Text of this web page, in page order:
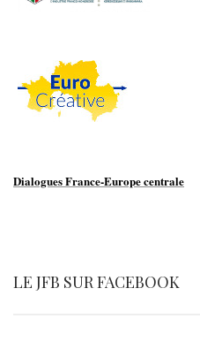
Dialogues France-Europe centrale
LE JFB SUR FACEBOOK